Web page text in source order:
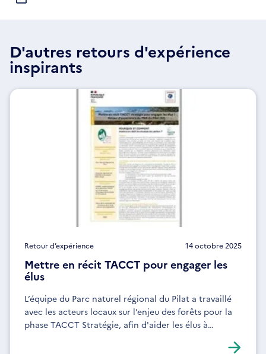
D'autres retours d'expérience
inspirants
Retour d’expérience 14 octobre 2025
Mettre en récit TACCT pour engager les
élus
L’équipe du Parc naturel régional du Pilat a travaillé
avec les acteurs locaux sur l’enjeu des forêts pour la
phase TACCT Stratégie, afin d'aider les élus à